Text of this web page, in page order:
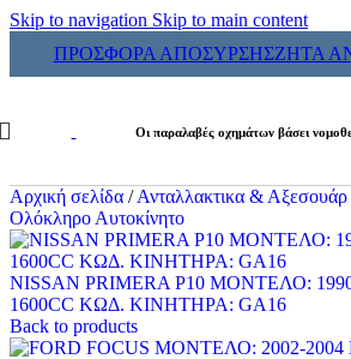
Skip to navigation Skip to main content
ΠΡΟΣΦΟΡΑ ΑΠΟΣΥΡΣΗΣΖΗΤΑ
Οι παραλαβές οχημάτων βάσει
Αρχική σελίδα / Ανταλλακτικα & Αξεσουάρ
Ολόκληρο Αυτοκίνητο
NISSAN PRIMERA P10 ΜΟΝΤΕΛΟ:
1600CC ΚΩΔ. ΚΙΝΗΤΗΡΑ: GA16
Back to products